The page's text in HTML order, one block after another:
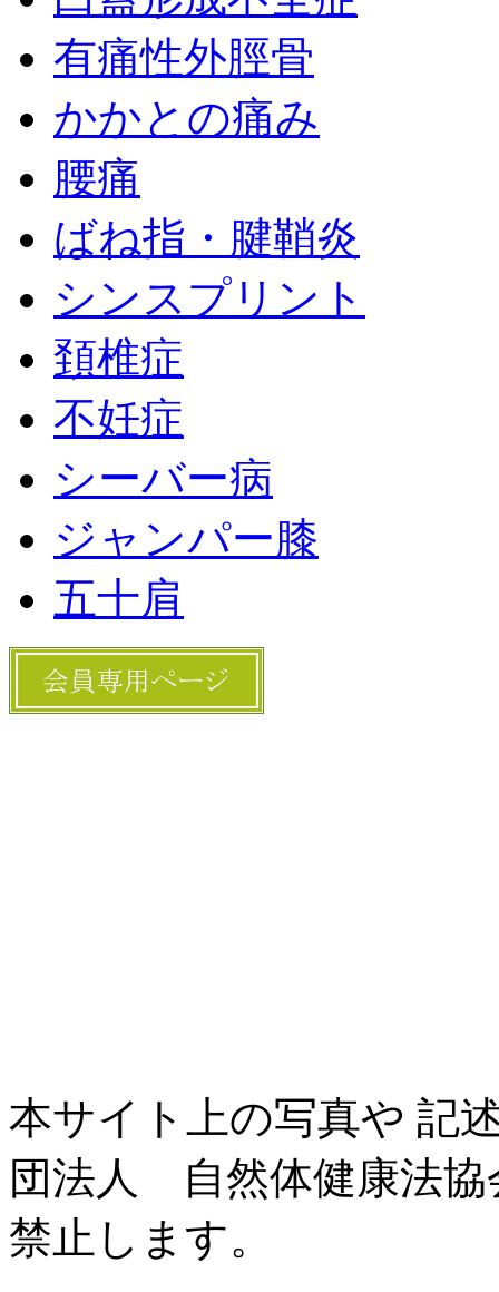
有痛性外脛骨
かかとの痛み
腰痛
ばね指・腱鞘炎
シンスプリント
頚椎症
不妊症
シーバー病
ジャンパー膝
五十肩
本サイト上の写真や 記
団法人 自然体健康法協
禁止します。